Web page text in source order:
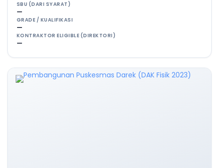
SBU (DARI SYARAT)
—
GRADE / KUALIFIKASI
—
KONTRAKTOR ELIGIBLE (DIREKTORI)
—